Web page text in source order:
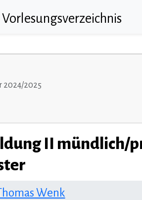
Vorlesungsverzeichnis
2024/2025
II mündlich/
Wenk